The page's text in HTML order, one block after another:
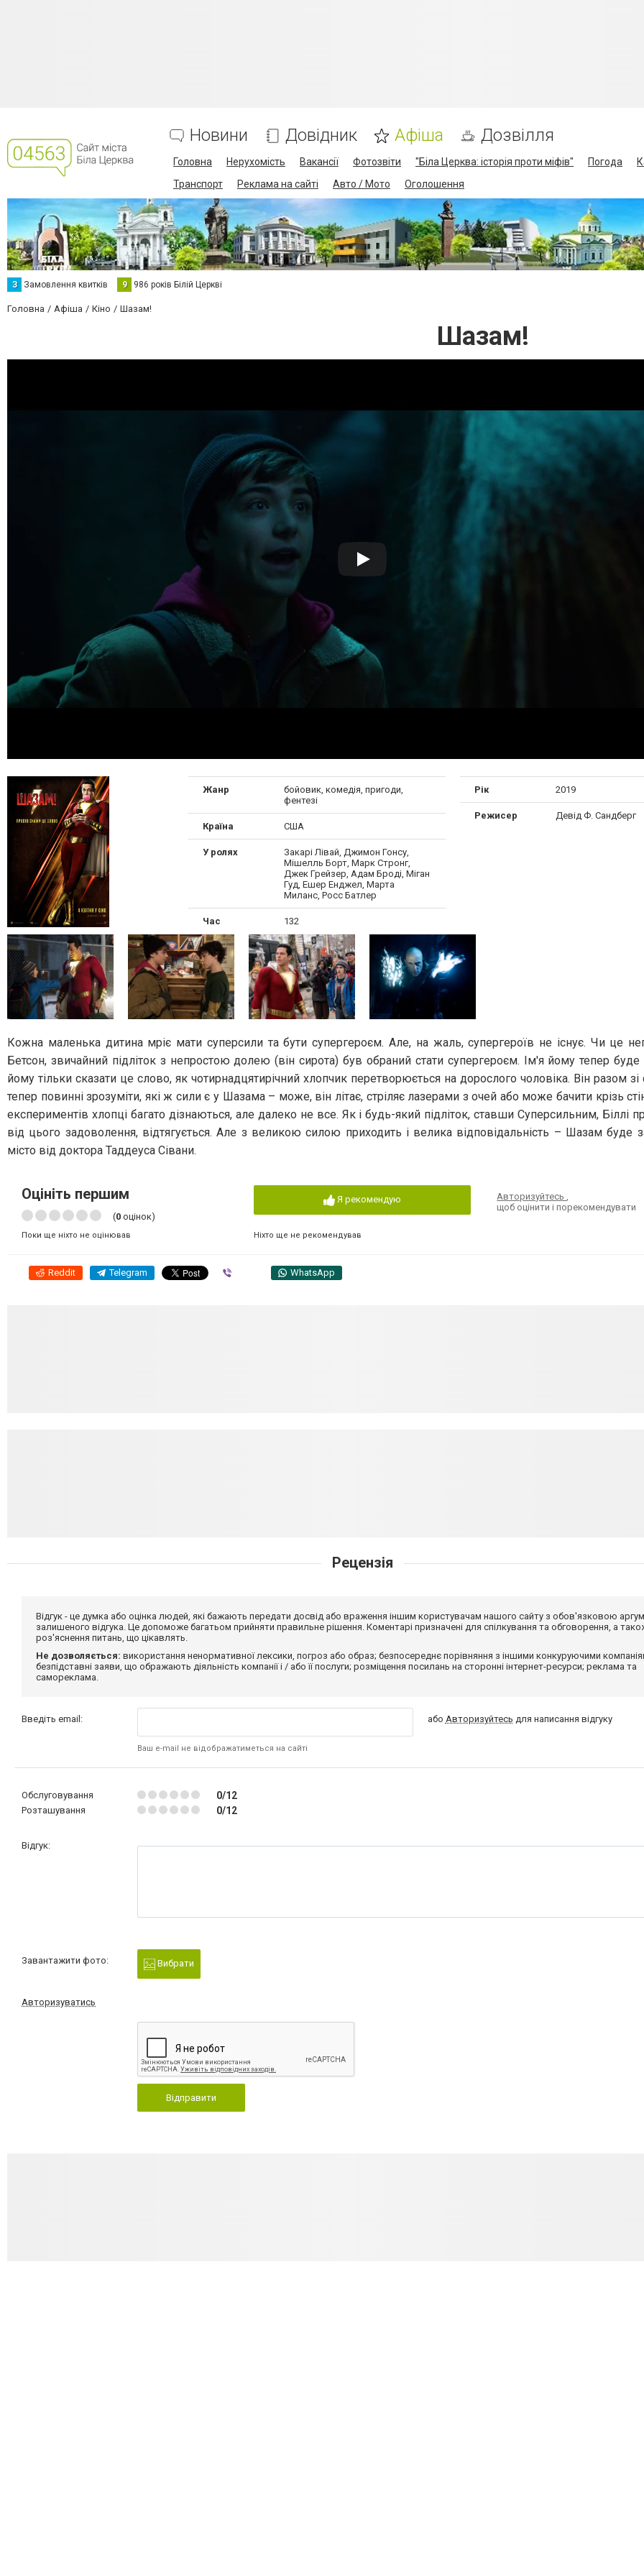
Новини Довідник Афіша Дозвілля
Головна Нерухомість Вакансії Фотозвіти "Біла Церква: історія проти міфів" Погода
Транспорт
Реклама на сайті Авто / Мото Оголошення
З Замовлення квитків 9 986 років Білій Церкві
Головна Афіша Кіно Шазам!
Шазам!
Жанр
бойовик, комедія, пригоди,
фентезі
Країна США
У ролях
Закарі Лівай, Джимон Гонсу,
Мішелль Борт, Марк Стронг,
Джек Грейзер, Адам Броді, Міган
Гуд, Ешер Енджел, Марта
Миланс, Росс Батлер
Рік 2019
Режисер Девід Ф. Сандберг
Час 132
Кожна маленька дитина мріє мати суперсили та бути супергероєм. Але, на жаль, супергероїв не існує. Чи це
Бетсон, звичайний підліток з непростою долею (він сирота) був обраний стати супергероєм. Ім'я йому тепер
йому тільки сказати це слово, як чотирнадцятирічний хлопчик перетворюється на дорослого чоловіка. Він разом
тепер повинні зрозуміти, які ж сили є у Шазама – може, він літає, стріляє лазерами з очей або може бачити крізь
експериментів хлопці багато дізнаються, але далеко не все. Як і будь-який підліток, ставши Суперсильним, Біллі
від цього задоволення, відтягується. Але з великою силою приходить і велика відповідальність – Шазам буде
місто від доктора Таддеуса Сівани.
Оцініть першим
(0 оцінок)
Поки ще ніхто не оцінював
Я рекомендую
Ніхто ще не рекомендував
Авторизуйтесь,
щоб оцінити і порекомендувати
Reddit Telegram WhatsApp
Рецензія
Відгук - це думка або оцінка людей, які бажають передати досвід або враження іншим користувачам нашого сайту з обов'язковою
залишеного відгука. Це допоможе багатьом прийняти правильне рішення. Коментарі призначені для спілкування та обговорення, а
роз'яснення питань, що цікавлять.
Не дозволяється: використання ненормативної лексики, погроз або образ; безпосереднє порівняння з іншими конкуруючими
безпідставні заяви, що ображають діяльність компанії і / або її послуги; розміщення посилань на сторонні інтернет-ресурси; реклама та
самореклама.
Введіть email:
Ваш e-mail не відображатиметься на сайті
або Авторизуйтесь для написання відгуку
Обслуговування 0/12
Розташування 0/12
Відгук:
Завантажити фото: Вибрати
Авторизуватись
Відправити